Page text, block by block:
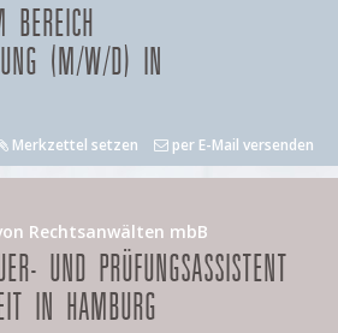
BEREICH
(M/W/D) IN
Merkzettel setzen per E-Mail versenden
Rechtsanwälten mbB
UND PRÜFUNGSASSISTENT
IN HAMBURG